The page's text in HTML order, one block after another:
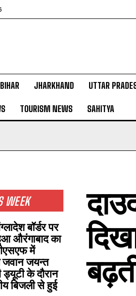
BIHAR JHARKHAND UTTAR
TOURISM NEWS SAHITYA
WEEK
बॉर्डर पर
औरंगाबाद का
में
जवान जयन्त
ड्यूटी के दौरान
बिजली से हुई